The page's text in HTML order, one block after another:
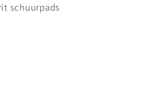
schuurpads